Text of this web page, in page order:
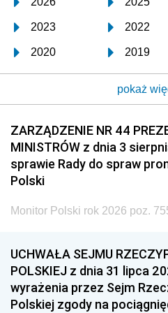
2023 2022
2020 2019
2017 2016
2014 2013
2011 2010
2008 2007
2005
1996 1995
1993 1992
1990 1989
pokaż
ZARZĄDZENIE NR 44
MINISTRÓW z dnia 3
sprawie Rady do spraw
Polski
Monitor Polski rok 2026 poz.
UCHWAŁA SEJMU
POLSKIEJ z dnia 31 lipca
wyrażenia przez Sejm
Polskiej zgody na